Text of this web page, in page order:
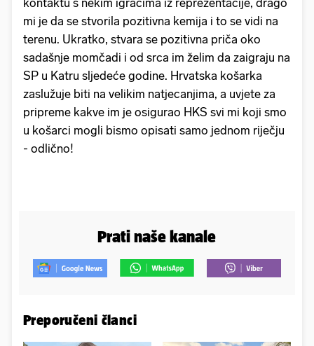
mi je da se stvorila pozitivna kemija i to se vidi na
terenu. Ukratko, stvara se pozitivna priča oko
sadašnje momčadi i od srca im želim da zaigraju na
SP u Katru sljedeće godine. Hrvatska košarka
zaslužuje biti na velikim natjecanjima, a uvjete za
pripreme kakve im je osigurao HKS svi mi koji smo
u košarci mogli bismo opisati samo jednom riječju
- odlično!
Prati naše kanale
Preporučeni članci